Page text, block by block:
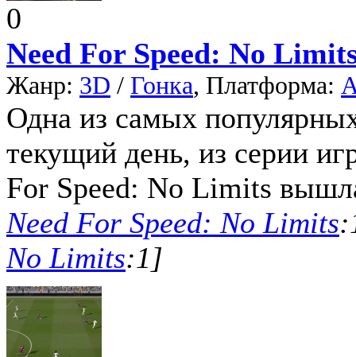
0
Need For Speed: No
Жанр: 3D / Гонка, Платформа:
Одна из самых
текущий день, из серии
For Speed: No Limits
Need For Speed: No Limits
No Limits:1]